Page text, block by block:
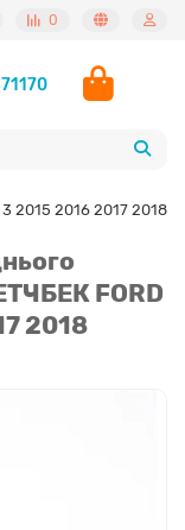
0
2015 2016 2017 2018
FORD
2018